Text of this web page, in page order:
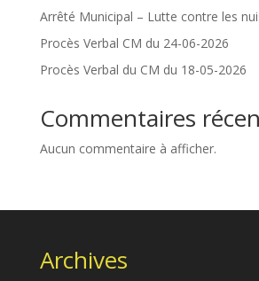
Arrêté Municipal – Lutte contre les
Procès Verbal CM du 24-06-2026
Procès Verbal du CM du 18-05-2026
Commentaires
Aucun commentaire à afficher.
Archives